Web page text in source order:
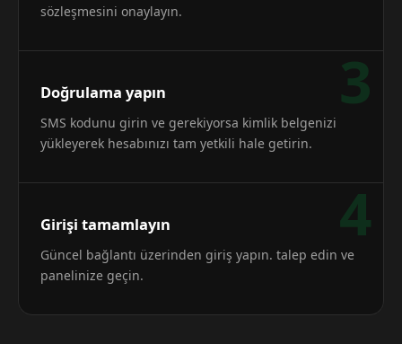
sözleşmesini onaylayın.
3
Doğrulama yapın
SMS kodunu girin ve gerekiyorsa kimlik belgenizi
yükleyerek hesabınızı tam yetkili hale getirin.
4
Girişi tamamlayın
Güncel bağlantı üzerinden giriş yapın. talep edin ve
panelinize geçin.